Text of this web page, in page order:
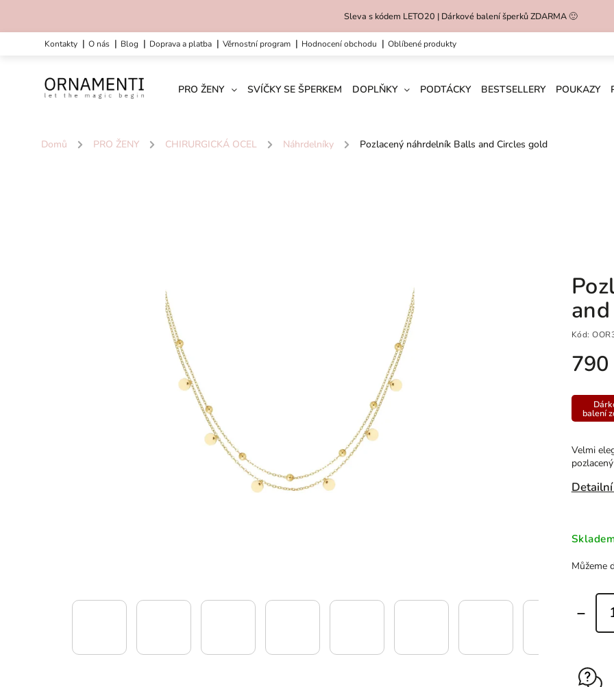
Sleva s kódem LETO20 | Dárkové balení šperků ZDARMA 🙂
kontakty o nás blog doprava a platba věrnostní program hodnocení obchodu oblíbené produkty
PRO ŽENY SVÍČKY SE ŠPERKEM DOPLŇKY PODTÁCKY BESTSELLERY POUKAZY
Domů / PRO ŽENY / CHIRURGICKÁ OCEL / Náhrdelníky / Pozlacený náhrdelník Balls and Circles gold
Kód:
790
Velmi
balení
Můžeme